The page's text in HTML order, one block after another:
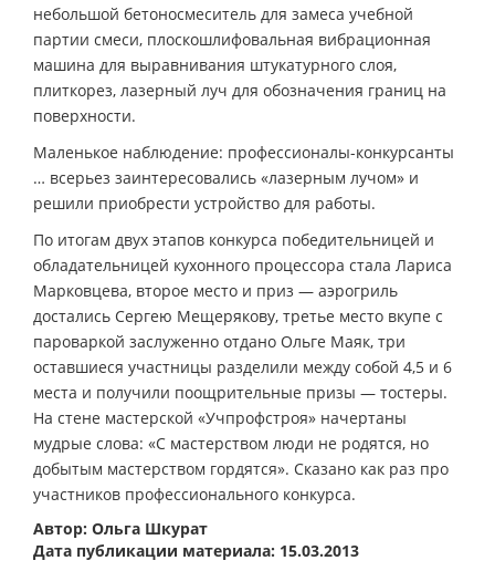
небольшой бетоносмеситель для замеса учебной
партии смеси, плоскошлифовальная вибрационная
машина для выравнивания штукатурного слоя,
плиткорез, лазерный луч для обозначения границ на
поверхности.
Маленькое наблюдение: профессионалы-конкурсанты
… всерьез заинтересовались «лазерным лучом» и
решили приобрести устройство для работы.
По итогам двух этапов конкурса победительницей и
обладательницей кухонного процессора стала Лариса
Марковцева, второе место и приз — аэрогриль
достались Сергею Мещерякову, третье место вкупе с
пароваркой заслуженно отдано Ольге Маяк, три
оставшиеся участницы разделили между собой 4,5 и 6
места и получили поощрительные призы — тостеры.
На стене мастерской «Учпрофстроя» начертаны
мудрые слова: «С мастерством люди не родятся, но
добытым мастерством гордятся». Сказано как раз про
участников профессионального конкурса.
Автор: Ольга Шкурат
Дата публикации материала: 15.03.2013